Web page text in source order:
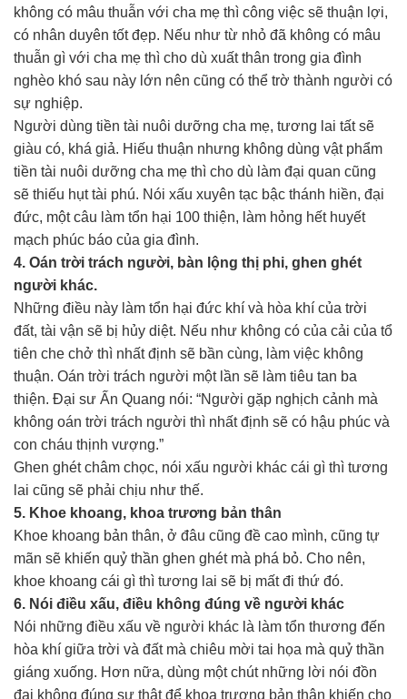
không có mâu thuẫn với cha mẹ thì công việc sẽ thuận lợi,
có nhân duyên tốt đẹp. Nếu như từ nhỏ đã không có mâu
thuẫn gì với cha mẹ thì cho dù xuất thân trong gia đình
nghèo khó sau này lớn nên cũng có thể trờ thành người có
sự nghiệp.
Người dùng tiền tài nuôi dưỡng cha mẹ, tương lai tất sẽ
giàu có, khá giả. Hiếu thuận nhưng không dùng vật phẩm
tiền tài nuôi dưỡng cha mẹ thì cho dù làm đại quan cũng
sẽ thiếu hụt tài phú. Nói xấu xuyên tạc bậc thánh hiền, đại
đức, một câu làm tổn hại 100 thiện, làm hỏng hết huyết
mạch phúc báo của gia đình.
4. Oán trời trách người, bàn lộng thị phi, ghen ghét
người khác.
Những điều này làm tổn hại đức khí và hòa khí của trời
đất, tài vận sẽ bị hủy diệt. Nếu như không có của cải của tổ
tiên che chở thì nhất định sẽ bần cùng, làm việc không
thuận. Oán trời trách người một lần sẽ làm tiêu tan ba
thiện. Đại sư Ấn Quang nói: “Người gặp nghịch cảnh mà
không oán trời trách người thì nhất định sẽ có hậu phúc và
con cháu thịnh vượng.”
Ghen ghét châm chọc, nói xấu người khác cái gì thì tương
lai cũng sẽ phải chịu như thế.
5. Khoe khoang, khoa trương bản thân
Khoe khoang bản thân, ở đâu cũng đề cao mình, cũng tự
mãn sẽ khiến quỷ thần ghen ghét mà phá bỏ. Cho nên,
khoe khoang cái gì thì tương lai sẽ bị mất đi thứ đó.
6. Nói điều xấu, điều không đúng về người khác
Nói những điều xấu về người khác là làm tổn thương đến
hòa khí giữa trời và đất mà chiêu mời tai họa mà quỷ thần
giáng xuống. Hơn nữa, dùng một chút những lời nói đồn
đại không đúng sự thật để khoa trương bản thân khiến cho